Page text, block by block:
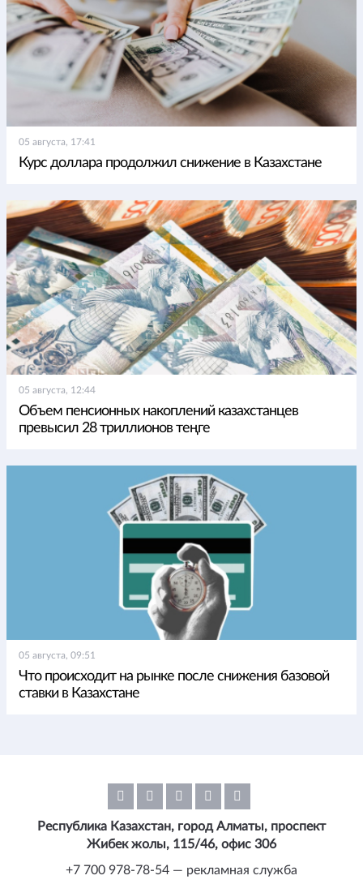
05 августа, 17:41
Курс доллара продолжил снижение в Казахстане
05 августа, 12:44
Объем пенсионных накоплений казахстанцев
превысил 28 триллионов теңге
05 августа, 09:51
Что происходит на рынке после снижения базовой
ставки в Казахстане
Республика Казахстан, город Алматы, проспект
Жибек жолы, 115/46, офис 306
+7 700 978-78-54 — рекламная служба